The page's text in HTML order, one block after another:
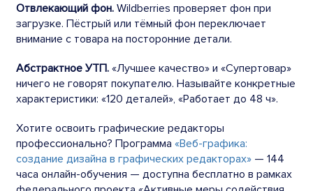
Отвлекающий фон. Wildberries проверяет фон при
загрузке. Пёстрый или тёмный фон переключает
внимание с товара на посторонние детали.
Абстрактное УТП. «Лучшее качество» и «Супертовар»
ничего не говорят покупателю. Называйте конкретные
характеристики: «120 деталей», «Работает до 48 ч».
Хотите освоить графические редакторы
профессионально? Программа «Веб-графика:
создание дизайна в графических редакторах» — 144
часа онлайн-обучения — доступна бесплатно в рамках